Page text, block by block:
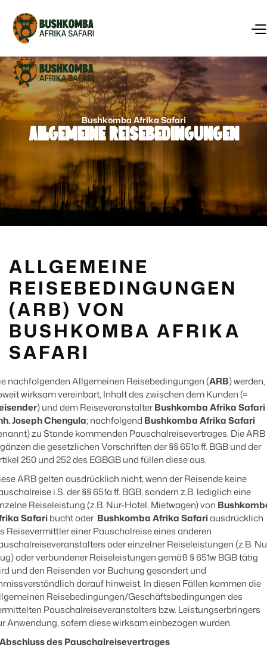
Bushkomba Afrika Safari
Allgemeine Reisebedingungen
ALLGEMEINE
REISEBEDINGUNGEN
(ARB) VON
BUSHKOMBA AFRIKA
SAFARI
nachfolgenden Allgemeinen Reisebedingungen (ARB) werden,
wirksam vereinbart, Inhalt des zwischen dem Kunden (=
) und dem ReiseveranstalterBushkomba Afrika Safari
Joseph Chengula; nachfolgend Bushkomba Afrika Safari
zu Stande kommenden Pauschalreisevertrages. Die ARB
die gesetzlichen Vorschriften der §§ 651a ff. BGB und der
250 und 252 des EGBGB und füllen diese aus.
ARB gelten ausdrücklich nicht, wenn der Reisende keine
i.S. der §§ 651a ff. BGB, sondern z.B. lediglich eine
Reiseleistung (z.B. Nur-Hotel, Mietwagen) von
Safaribucht oder Bushkomba Afrika Safariausdrücklich
Reisevermittler einer Pauschalreise eines anderen
oder einzelner Reiseleistungen (z.B.
oder verbundener Reiseleistungen gemäß § 651w BGB tätig
und den Reisenden vor Buchung gesondert und
darauf hinweist. In diesen Fällen kommen die
Reisebedingungen/Geschäftsbedingungen des
Pauschalreiseveranstalters bzw. Leistungserbringers
Anwendung, sofern diese wirksam einbezogen wurden.
Abschluss des Pauschalreisevertrages